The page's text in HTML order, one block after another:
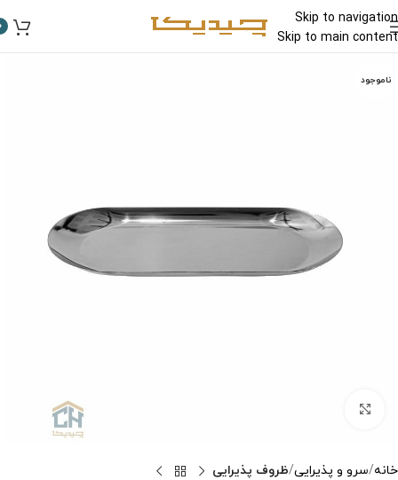
Skip to navigation
Skip to main content
ناموجود
خانه سرو و پذیرایی ظروف پذیرایی